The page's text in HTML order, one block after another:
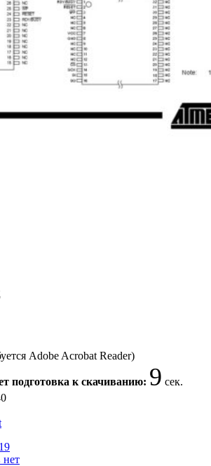
Adobe Acrobat Reader)
подготовка к скачиванию: 9 сек.
нет